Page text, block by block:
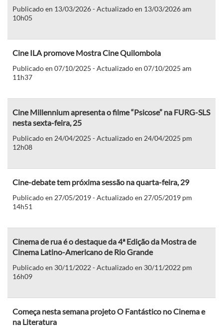
Publicado en 13/03/2026 - Actualizado en 13/03/2026 am
10h05
Cine ILA promove Mostra Cine Quilombola
Publicado en 07/10/2025 - Actualizado en 07/10/2025 am
11h37
Cine Millennium apresenta o filme “Psicose” na FURG-SLS
nesta sexta-feira, 25
Publicado en 24/04/2025 - Actualizado en 24/04/2025 pm
12h08
Cine-debate tem próxima sessão na quarta-feira, 29
Publicado en 27/05/2019 - Actualizado en 27/05/2019 pm
14h51
Cinema de rua é o destaque da 4ª Edição da Mostra de
Cinema Latino-Americano de Rio Grande
Publicado en 30/11/2022 - Actualizado en 30/11/2022 pm
16h09
Começa nesta semana projeto O Fantástico no Cinema e
na Literatura